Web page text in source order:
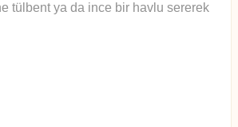
tülbent ya da ince bir havlu sererek